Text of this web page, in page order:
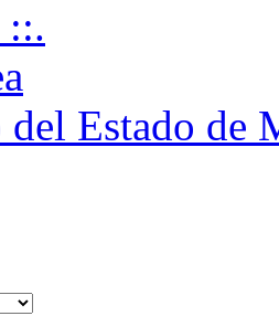
::.
Estado de